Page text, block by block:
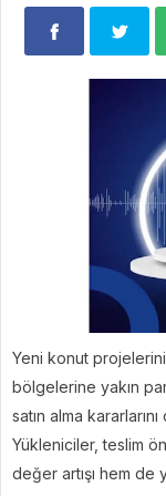
Yeni konut
bölgelerine yakın
satın alma
Yükleniciler, teslim
değer artışı hem de